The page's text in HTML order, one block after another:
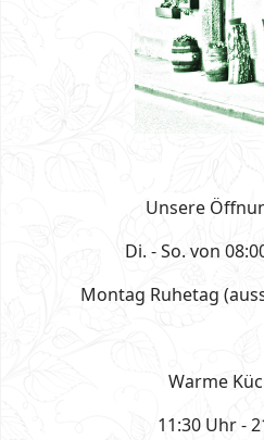
Unsere
Di. - So. von
Montag Ruhetag
Warme
11:30 Uhr -